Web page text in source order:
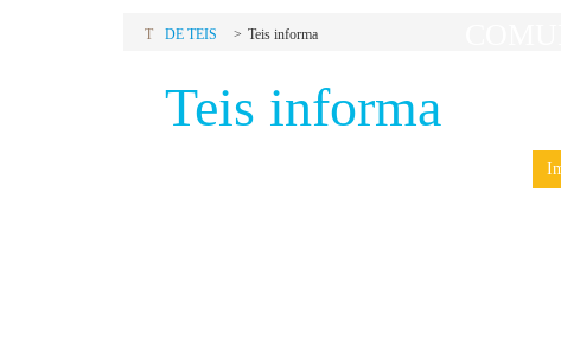
T DE TEIS Teis informa
Teis informa